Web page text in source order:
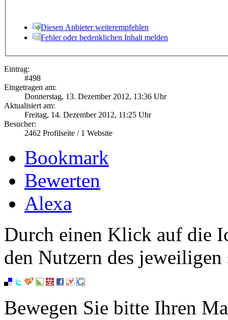
Diesen Anbieter weiterempfehlen
Fehler oder bedenklichen Inhalt melden
Eintrag:
#498
Eingetragen am:
Donnerstag, 13. Dezember 2012, 13:36 Uhr
Aktualisiert am:
Freitag, 14. Dezember 2012, 11:25 Uhr
Besucher:
2462 Profilseite / 1 Website
Bookmark
Bewerten
Alexa
Durch einen Klick auf die
den Nutzern des
Bewegen Sie bitte Ihren